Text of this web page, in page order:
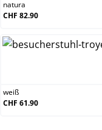
natura
CHF 82.90
weiß
CHF 61.90